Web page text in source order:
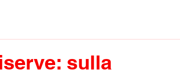
sulla